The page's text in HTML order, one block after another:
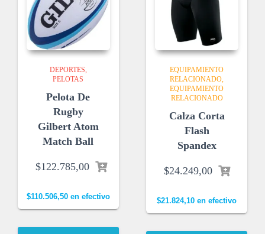
DEPORTES
PELOTAS
Pelota De
Rugby
Gilbert Atom
Match Ball
$122.785,00
$110.506,50en efectivo
EQUIPAMIENTO
RELACIONADO
EQUIPAMIENTO
RELACIONADO
Calza Corta
Flash
Spandex
$24.249,00
$21.824,10 en efectivo